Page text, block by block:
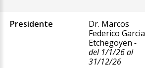
Presidente
Dr. Marcos
Federico Garcia
Etchegoyen -
del 1/1/26 al
31/12/26